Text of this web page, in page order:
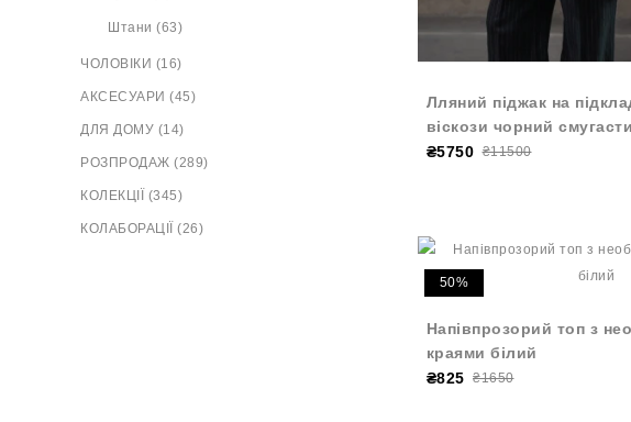
Штани (63)
ЧОЛОВІКИ (16)
АКСЕСУАРИ (45)
ДЛЯ ДОМУ (14)
РОЗПРОДАЖ (289)
КОЛЕКЦІЇ (345)
КОЛАБОРАЦІЇ (26)
Лляний піджак на
віскози чорний
₴5750 ₴11500
50%
Напівпрозорий топ з
краями білий
₴825 ₴1650